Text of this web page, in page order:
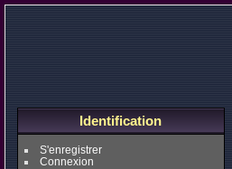
Identification
S'enregistrer
Connexion